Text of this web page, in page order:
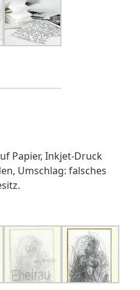
Papier, Inkjet-Druck
Umschlag: falsches